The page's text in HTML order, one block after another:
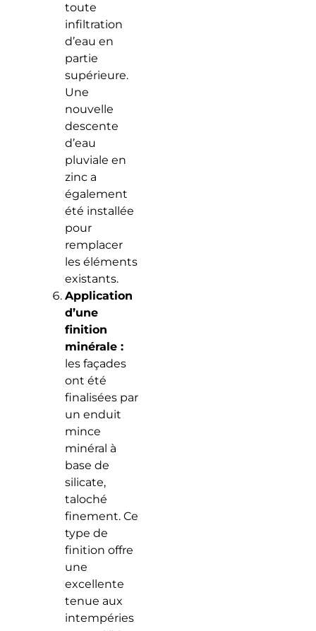
toute
infiltration
d’eau en
partie
supérieure.
Une
nouvelle
descente
d’eau
pluviale en
zinc a
également
été installée
pour
remplacer
les éléments
existants.
Application
d’une
finition
minérale :
les façades
ont été
finalisées par
un enduit
mince
minéral à
base de
silicate,
taloché
finement. Ce
type de
finition offre
une
excellente
tenue aux
intempéries